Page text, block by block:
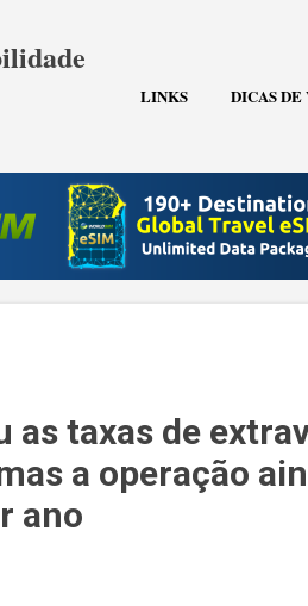
LINKS DICAS
taxas de
a operação
ano